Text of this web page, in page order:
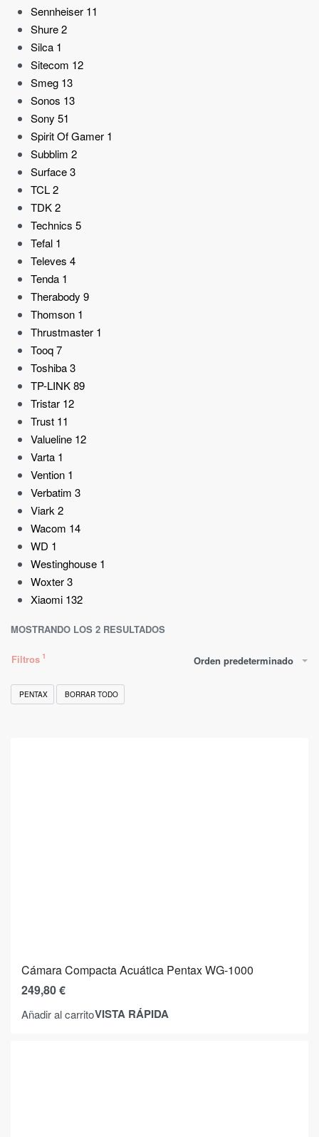
Sennheiser 11
Shure2
Silca 1
Sitecom 12
Smeg 13
Sonos 13
Sony 51
Spirit Of Gamer 1
Subblim 2
Surface3
TCL2
TDK2
Technics 5
Tefal 1
Televes 4
Tenda 1
Therabody 9
Thomson 1
Thrustmaster 1
Tooq7
Toshiba3
TP-LINK89
Tristar 12
Trust 11
Valueline 12
Varta 1
Vention 1
Verbatim 3
Viark2
Wacom 14
WD 1
Westinghouse 1
Woxter3
Xiaomi 132
MOSTRANDO LOS 2 RESULTADOS
Orden predeterminado
Filtros
PENTAX BORRAR TODO
Cámara Compacta Acuática Pentax WG-1000
249,80€
Añadir al carritoVISTA RÁPIDA